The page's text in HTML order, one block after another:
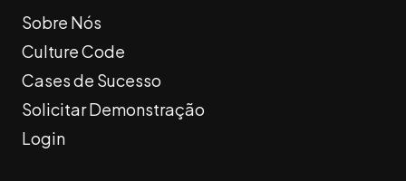
Sobre Nós
Culture Code
Cases de Sucesso
Solicitar Demonstração
Login